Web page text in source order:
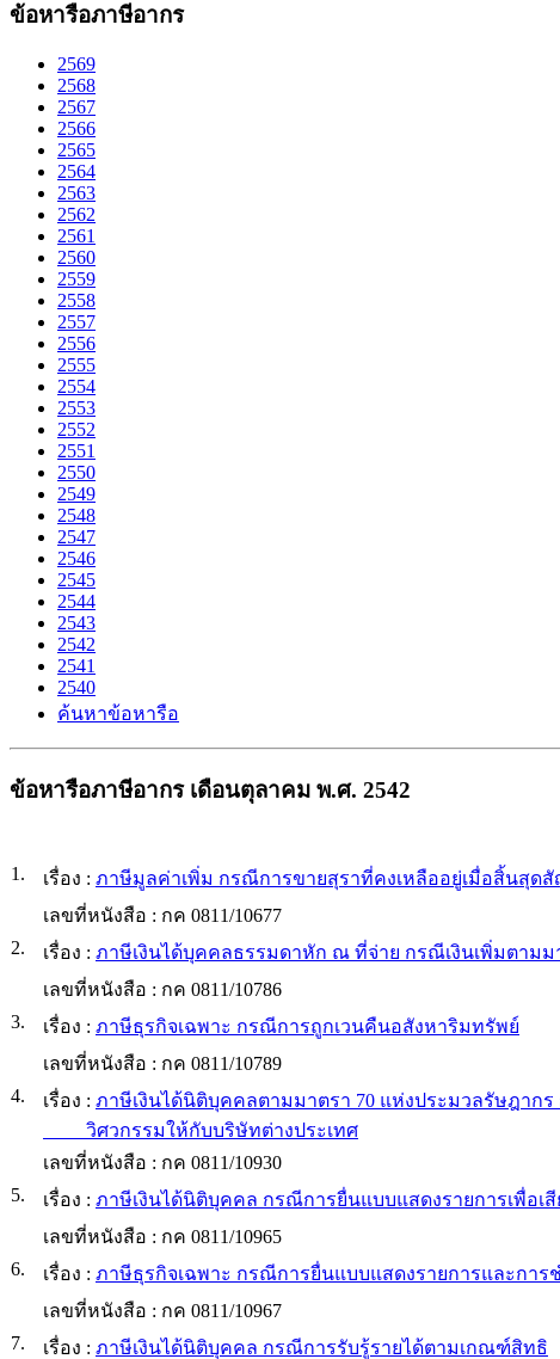
ข้อหารือภาษีอากร
2569
2568
2567
2566
2565
2564
2563
2562
2561
2560
2559
2558
2557
2556
2555
2554
2553
2552
2551
2550
2549
2548
2547
2546
2545
2544
2543
2542
2541
2540
ค้นหาข้อหารือ
ข้อหารือภาษีอากร เดือนตุลาคม พ.ศ. 2542
1.
เรื่อง : ภาษีมูลค่าเพิ่ม กรณีการขายสุราที่คงเหลืออยู่เมื่อสิ้นสุด
เลขที่หนังสือ : กค 0811/10677
2.
เรื่อง : ภาษีเงินได้บุคคลธรรมดาหัก ณ ที่จ่าย กรณีเงินเพิ่มตามม
เลขที่หนังสือ : กค 0811/10786
3.
เรื่อง : ภาษีธุรกิจเฉพาะ กรณีการถูกเวนคืนอสังหาริมทรัพย์
เลขที่หนังสือ : กค 0811/10789
4.
เรื่อง : ภาษีเงินได้นิติบุคคลตามมาตรา 70 แห่งประมวลรัษฎาก
วิศวกรรมให้กับบริษัทต่างประเทศ
เลขที่หนังสือ : กค 0811/10930
5.
เรื่อง : ภาษีเงินได้นิติบุคคล กรณีการยื่นแบบแสดงรายการเพื่อเสี
เลขที่หนังสือ : กค 0811/10965
6.
เรื่อง : ภาษีธุรกิจเฉพาะ กรณีการยื่นแบบแสดงรายการและกา
เลขที่หนังสือ : กค 0811/10967
7.
เรื่อง : ภาษีเงินได้นิติบุคคล กรณีการรับรู้รายได้ตามเกณฑ์สิทธิ